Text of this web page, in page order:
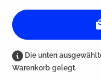
Die unten
Warenkorb gelegt.